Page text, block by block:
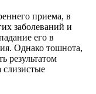
приема, в
заболеваний и
его в
Однако тошнота,
результатом
слизистые